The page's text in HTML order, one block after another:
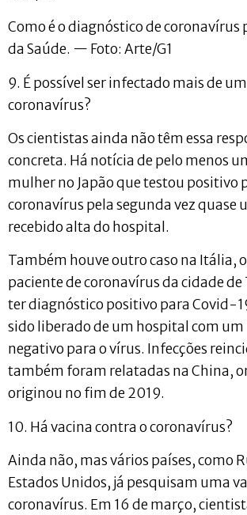
Como é o diagnóstico de
da Saúde. — Foto: Arte/G1
9. É possível ser infectado mais de
coronavírus?
Os cientistas ainda não têm essa
concreta. Há notícia de pelo menos
mulher no Japão que testou positivo
coronavírus pela segunda vez quase
recebido alta do hospital.
Também houve outro caso na Itália,
paciente de coronavírus da cidade
ter diagnóstico positivo para Covid-
sido liberado de um hospital com
negativo para o vírus. Infecções
também foram relatadas na China,
originou no fim de 2019.
10. Há vacina contra o coronavírus?
Ainda não, mas vários países, como
Estados Unidos, já pesquisam uma
coronavírus. Em 16 de março,